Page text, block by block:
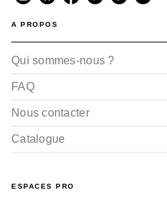
A PROPOS
Qui sommes-nous ?
FAQ
Nous contacter
Catalogue
ESPACES PRO